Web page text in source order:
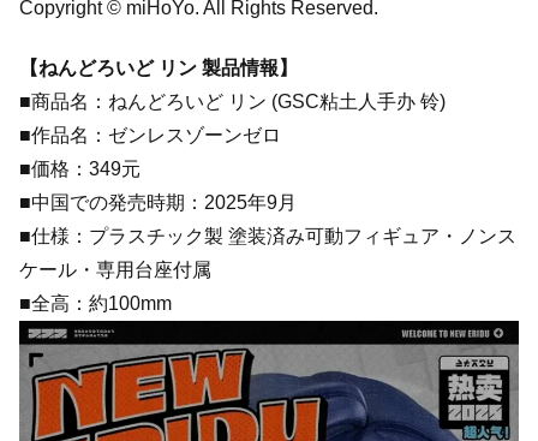
Copyright © miHoYo. All Rights Reserved.
【ねんどろいど リン 製品情報】
■商品名：ねんどろいど リン (GSC粘土人手办 铃)
■作品名：ゼンレスゾーンゼロ
■価格：349元
■中国での発売時期：2025年9月
■仕様：プラスチック製 塗装済み可動フィギュア・ノンス
ケール・専用台座付属
■全高：約100mm